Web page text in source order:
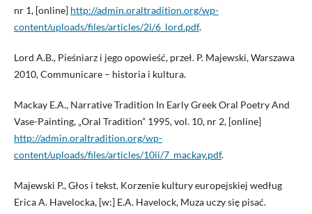
nr 1, [online] http://admin.oraltradition.org/wp-
content/uploads/files/articles/2i/6_lord.pdf.
Lord A.B., Pieśniarz i jego opowieść, przeł. P. Majewski, Warszawa
2010, Communicare – historia i kultura.
Mackay E.A., Narrative Tradition In Early Greek Oral Poetry And
Vase-Painting, „Oral Tradition” 1995, vol. 10, nr 2, [online]
http://admin.oraltradition.org/wp-
content/uploads/files/articles/10ii/7_mackay.pdf.
Majewski P., Głos i tekst. Korzenie kultury europejskiej według
Erica A. Havelocka, [w:] E.A. Havelock, Muza uczy się pisać.